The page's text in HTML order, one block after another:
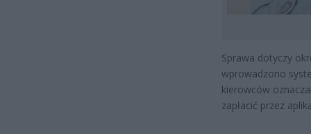
Sprawa dotyczy
wprowadzono
kierowców
zapłacić przez